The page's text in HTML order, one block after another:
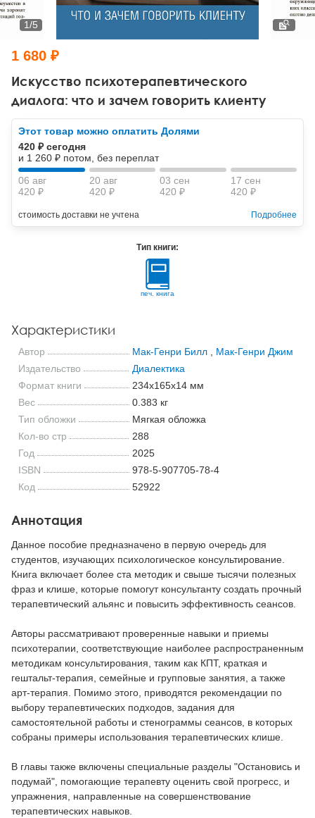
Тревожные расстройства, панические атаки
Психодрама
Другие направления психотерапии
Классический, эриксоновский гипноз и НЛП
НЛП
Психология труда и эргономика
Социальная психология
Социальная и организационная психология
Классический и юнгианский психоанализ
Искусство психотерапевтического
диалога: что и зачем говорить клиенту
1/5
1 680 ₽
Этот товар можно оплатить Долями
420 ₽ сегодня
и 1 260 ₽ потом, без переплат
06 авг
420 ₽
20 авг
420 ₽
03 сен
420 ₽
17 сен
420 ₽
стоимость доставки не учтена Подробнее
Тип книги:
печ. книга
Характеристики
Автор Мак-Генри Билл, Мак-Генри Джим
Издательство
Диалектика
Формат книги
234x165x14 мм
Вес
0.383 кг
Тип обложки
Мягкая обложка
Кол-во стр
288
Год
2025
ISBN
978-5-907705-78-4
Код
52922
Аннотация
Данное пособие предназначено в первую очередь для
студентов, изучающих психологическое консультирование.
Книга включает более ста методик и свыше тысячи полезных
фраз и клише, которые помогут консультанту создать прочный
терапевтический альянс и повысить эффективность сеансов.
Авторы рассматривают проверенные навыки и приемы
психотерапии, соответствующие наиболее распространенным
методикам консультирования, таким как КПТ, краткая и
гештальт-терапия, семейные и групповые занятия, а также
арт-терапия. Помимо этого, приводятся рекомендации по
выбору терапевтических подходов, задания для
самостоятельной работы и стенограммы сеансов, в которых
собраны примеры использования терапевтических клише.
В главы также включены специальные разделы "Остановись и
подумай", помогающие терапевту оценить свой прогресс, и
упражнения, направленные на совершенствование
терапевтических навыков.